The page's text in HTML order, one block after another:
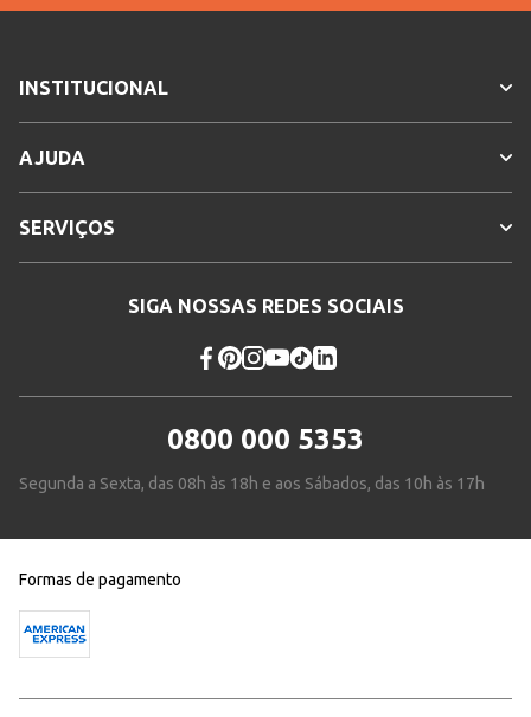
INSTITUCIONAL
AJUDA
SERVIÇOS
SIGA NOSSAS REDES SOCIAIS
0800 000 5353
Segunda a Sexta, das 08h às 18h e aos Sábados, das 10h às 17h
Formas de pagamento